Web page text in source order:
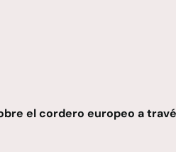
el cordero europeo a